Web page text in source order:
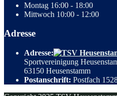
Montag 16:00 - 18:00
Mittwoch 10:00 - 12:00
Adresse
Adresse:
Sportvereinigung
63150 Heusenstamm
Postanschrift: Postfach